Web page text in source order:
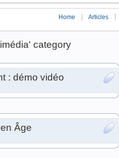
Home Articles
category
: démo vidéo
Âge